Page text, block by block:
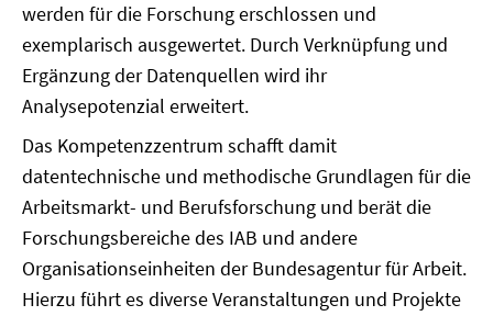
werden für die Forschung erschlossen und
exemplarisch ausgewertet. Durch Verknüpfung und
Ergänzung der Datenquellen wird ihr
Analysepotenzial erweitert.
Das Kompetenzzentrum schafft damit
datentechnische und methodische Grundlagen für die
Arbeitsmarkt- und Berufsforschung und berät die
Forschungsbereiche des IAB und andere
Organisationseinheiten der Bundesagentur für Arbeit.
Hierzu führt es diverse Veranstaltungen und Projekte